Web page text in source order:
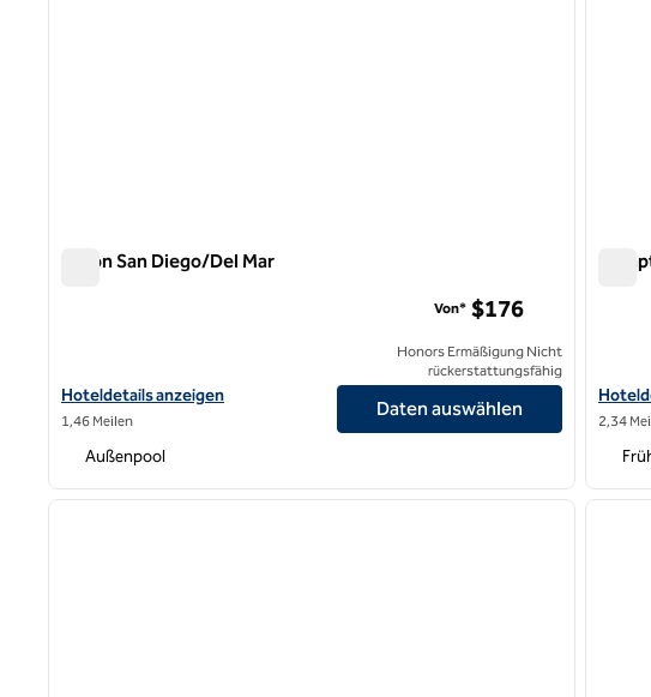
Hilton San Diego/Del Mar
Hoteldetails für das Hilton San Diego/Del Mar anzeigen
Hoteldetails anzeigen
1,46 Meilen
Von* $176
Honors Ermäßigung Nicht
rückerstattungsfähig
Daten auswählen
Außenpool
2,34
1 von 11
nächstes Bild
1 von 12